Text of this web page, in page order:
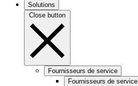
Solutions
Close button
Fournisseurs de service
Fournisseurs de service